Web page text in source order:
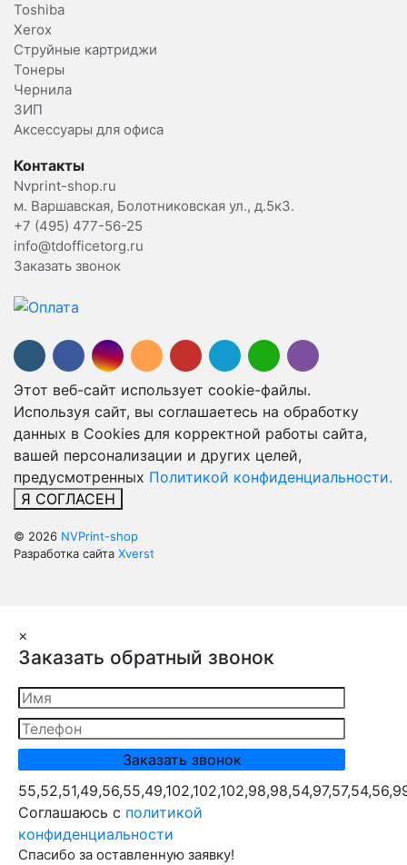
Toshiba
Xerox
Струйные картриджи
Тонеры
Чернила
ЗИП
Аксессуары для офиса
Контакты
Nvprint-shop.ru
м. Варшавская, Болотниковская ул., д.5к3.
+7 (495) 477-56-25
info@tdofficetorg.ru
Заказать звонок
Этот веб-сайт использует cookie-файлы.
Используя сайт, вы соглашаетесь на обработку
данных в Cookies для корректной работы сайта,
вашей персонализации и других целей,
предусмотренных Политикой конфиденциальности.
Я СОГЛАСЕН
© 2026 NVPrint-shop
Разработка сайта Xverst
×
Заказать обратный звонок
Cоглашаюсь с политикой
конфиденциальности
Спасибо за оставленную заявку!